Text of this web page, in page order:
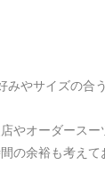
やサイズの合
やオーダースー
の余裕も考えて